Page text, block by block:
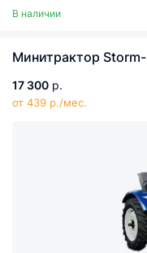
В наличии
Минитрактор
17 300 р.
от 439 р./мес.